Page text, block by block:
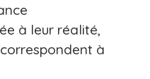
à leur réalité,
à